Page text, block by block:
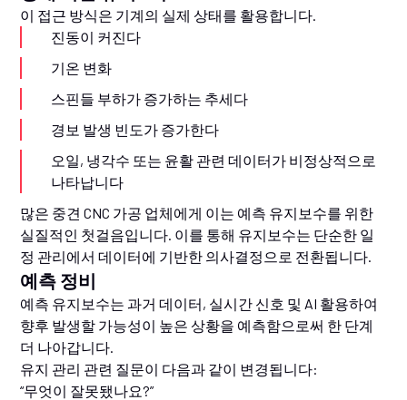
이 접근 방식은 기계의 실제 상태를 활용합니다.
진동이 커진다
기온 변화
스핀들 부하가 증가하는 추세다
경보 발생 빈도가 증가한다
오일, 냉각수 또는 윤활 관련 데이터가 비정상적으로
나타납니다
많은 중견 CNC 가공 업체에게 이는 예측 유지보수를 위한
실질적인 첫걸음입니다. 이를 통해 유지보수는 단순한 일
정 관리에서 데이터에 기반한 의사결정으로 전환됩니다.
예측 정비
예측 유지보수는 과거 데이터, 실시간 신호 및 AI 활용하여
향후 발생할 가능성이 높은 상황을 예측함으로써 한 단계
더 나아갑니다.
유지 관리 관련 질문이 다음과 같이 변경됩니다:
“무엇이 잘못됐나요?”